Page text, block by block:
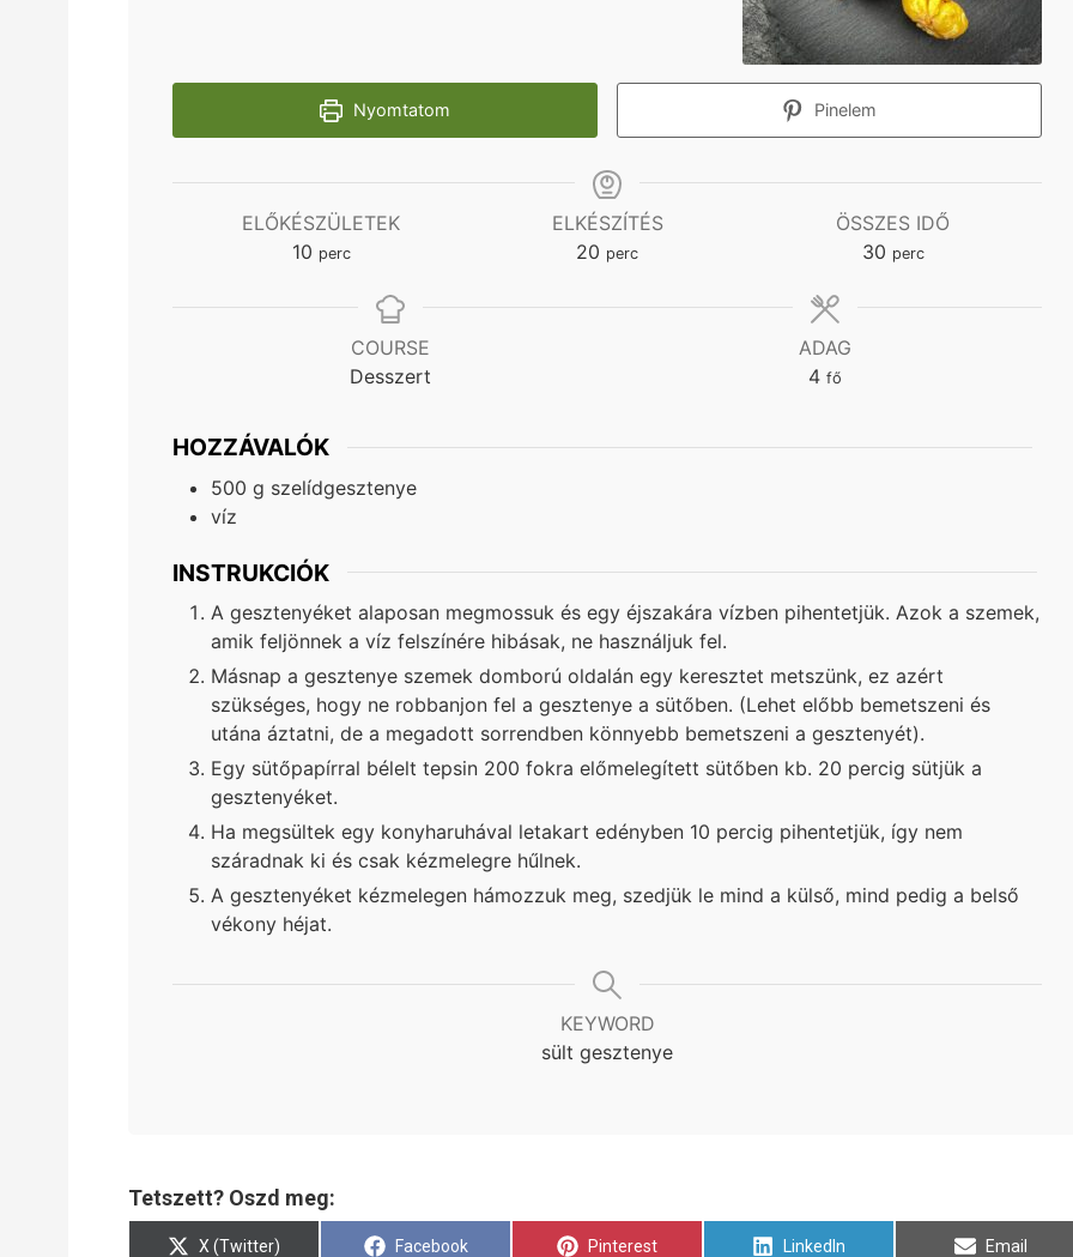
Nyomtatom Pinelem
ELŐKÉSZÜLETEK
10minutes
perc
ELKÉSZÍTÉS
20 minutes
perc
ÖSSZES IDŐ
30minutes
perc
COURSE
Desszert
ADAG
4 fő
HOZZÁVALÓK
500 g szelídgesztenye
víz
INSTRUKCIÓK
A gesztenyéket alaposan megmossuk és egy éjszakára vízben pihentetjük. Azok a szemek,
amik feljönnek a víz felszínére hibásak, ne használjuk fel.
Másnap a gesztenye szemek domború oldalán egy keresztet metszünk, ez azért
szükséges, hogy ne robbanjon fel a gesztenye a sütőben. (Lehet előbb bemetszeni és
utána áztatni, de a megadott sorrendben könnyebb bemetszeni a gesztenyét).
Egy sütőpapírral bélelt tepsin 200 fokra előmelegített sütőben kb. 20 percig sütjük a
gesztenyéket.
Ha megsültek egy konyharuhával letakart edényben 10 percig pihentetjük, így nem
száradnak ki és csak kézmelegre hűlnek.
A gesztenyéket kézmelegen hámozzuk meg, szedjük le mind a külső, mind pedig a belső
vékony héjat.
KEYWORD
sült gesztenye
Tetszett? Oszd meg:
Share
X (Twitter)
Share
Facebook
Share
Pinterest
Share
LinkedIn
Share
Email